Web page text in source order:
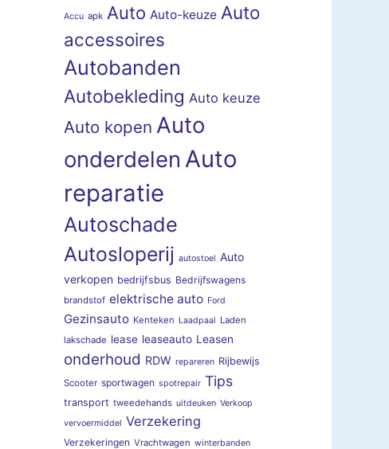
Accu apk Auto Auto-keuze Auto
accessoires
Autobanden
Autobekleding Auto keuze
Auto kopen Auto
onderdelen Auto
reparatie
Autoschade
Autosloperij autostoel Auto
verkopen bedrijfsbus Bedrijfswagens
brandstof elektrische auto Ford
Gezinsauto Kenteken Laadpaal Laden
lakschade lease leaseauto Leasen
onderhoud RDW repareren Rijbewijs
Scooter sportwagen spotrepair Tips
transport tweedehands uitdeuken Verkoop
vervoermiddel Verzekering
Verzekeringen Vrachtwagen winterbanden